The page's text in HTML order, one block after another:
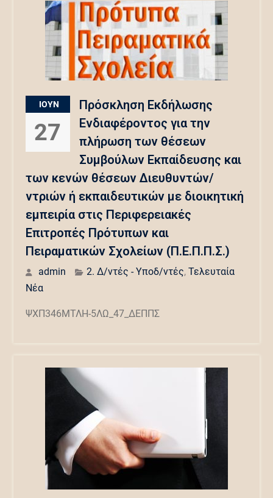
ΙΟΎΝ
27
Πρόσκληση Εκδήλωσης
Ενδιαφέροντος για την
πλήρωση των θέσεων
Συμβούλων Εκπαίδευσης και
των κενών θέσεων Διευθυντών/
ντριών ή εκπαιδευτικών με διοικητική
εμπειρία στις Περιφερειακές
Επιτροπές Πρότυπων και
Πειραματικών Σχολείων (Π.Ε.Π.Π.Σ.)
admin 2. Δ/ντές - Υποδ/ντές, Τελευταία
Νέα
ΨΧΠ346ΜΤΛΗ-5ΛΩ_47_ΔΕΠΠΣ